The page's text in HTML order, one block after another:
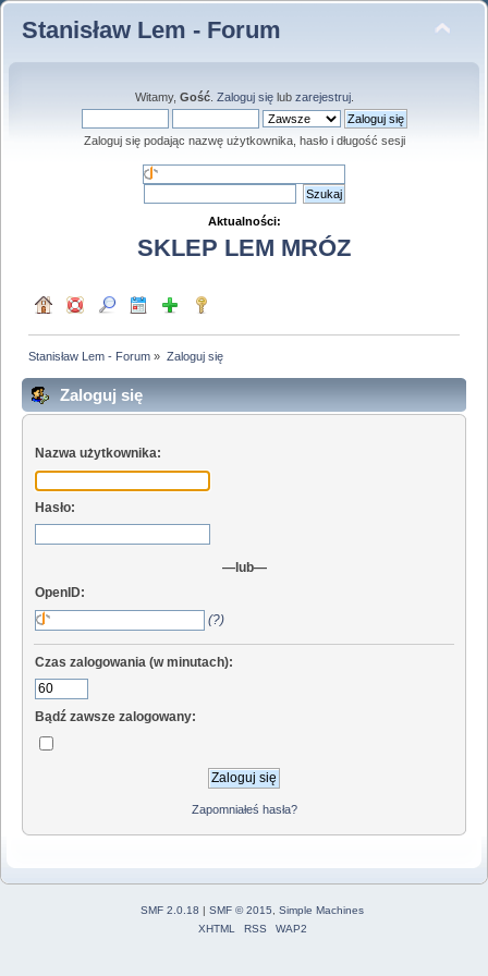
Stanisław Lem - Forum
Witamy, Gość. Zaloguj sięlub zarejestruj.
Zaloguj się podając nazwę użytkownika, hasło i długość sesji
Aktualności:
SKLEP LEM MRÓZ
Stanisław Lem - Forum » Zaloguj się
Zaloguj się
Nazwa użytkownika:
Hasło:
—lub—
OpenID:
(?)
Czas zalogowania (w minutach):
Bądź zawsze zalogowany:
Zapomniałeś hasła?
SMF 2.0.18 SMF © 2015, Simple Machines
XHTML
RSS WAP2